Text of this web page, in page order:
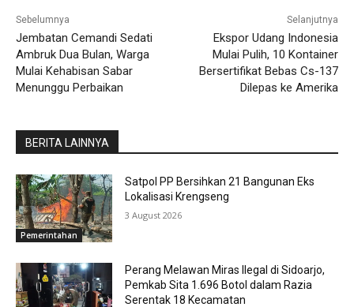
Sebelumnya
Jembatan Cemandi Sedati
Ambruk Dua Bulan, Warga
Mulai Kehabisan Sabar
Menunggu Perbaikan
Selanjutnya
Ekspor Udang Indonesia
Mulai Pulih, 10 Kontainer
Bersertifikat Bebas Cs-137
Dilepas ke Amerika
BERITA LAINNYA
Pemerintahan
Satpol PP Bersihkan 21 Bangunan Eks
Lokalisasi Krengseng
3 August 2026
Perang Melawan Miras Ilegal di Sidoarjo,
Pemkab Sita 1.696 Botol dalam Razia
Serentak 18 Kecamatan